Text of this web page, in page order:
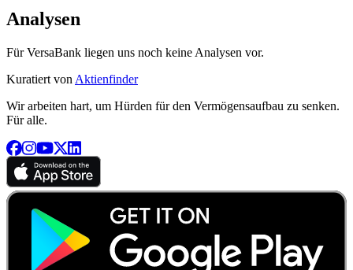
Analysen
Für VersaBank liegen uns noch keine Analysen vor.
Kuratiert von Aktienfinder
Wir arbeiten hart, um Hürden für den Vermögensaufbau zu senken.
Für alle.